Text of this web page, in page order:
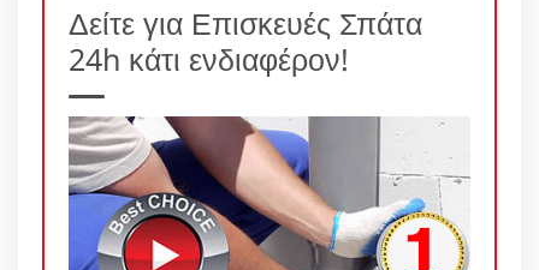
Δείτε για Επισκευές Σπάτα
24h κάτι ενδιαφέρον!